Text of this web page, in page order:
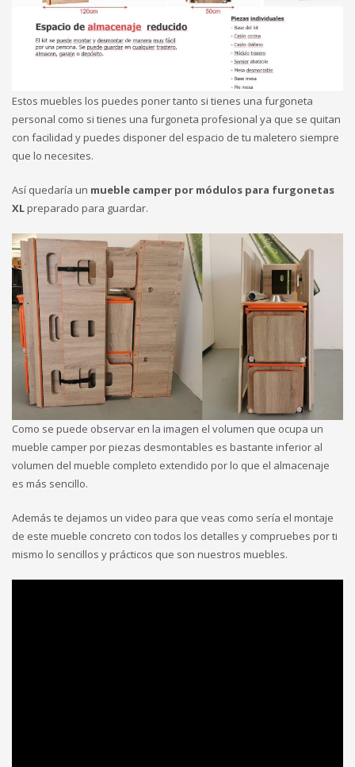
Estos muebles los puedes poner tanto si tienes una furgoneta
personal como si tienes una furgoneta profesional ya que se quitan
con facilidad y puedes disponer del espacio de tu maletero siempre
que lo necesites.
Así quedaría un mueble camper por módulos para furgonetas
XLpreparado para guardar.
Como se puede observar en la imagen el volumen que ocupa un
mueble camper por piezas desmontables es bastante inferior al
volumen del mueble completo extendido por lo que el almacenaje
es más sencillo.
Además te dejamos un video para que veas como sería el montaje
de este mueble concreto con todos los detalles y compruebes por ti
mismo lo sencillos y prácticos que son nuestros muebles.